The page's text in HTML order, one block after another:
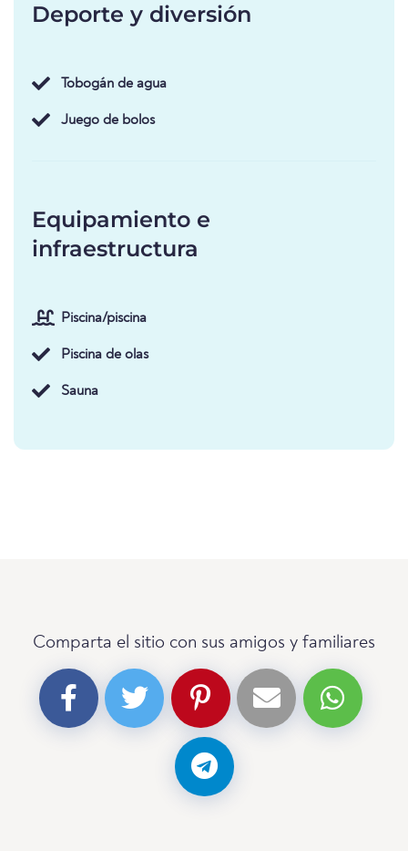
Deporte y diversión
Tobogán de agua
Juego de bolos
Equipamiento e
infraestructura
Piscina/piscina
Piscina de olas
Sauna
Comparta el sitio con sus amigos y familiares